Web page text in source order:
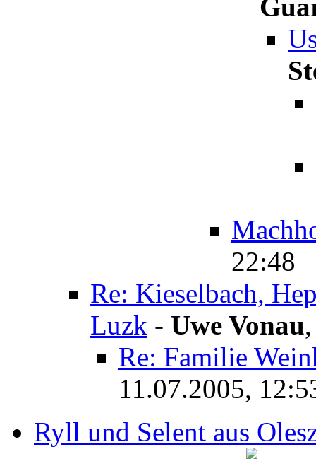
22:48
Re: Kieselbach,
Luzk - Uwe Vonau
Re: Familie
11.07.2005,
Ryll und Selent aus